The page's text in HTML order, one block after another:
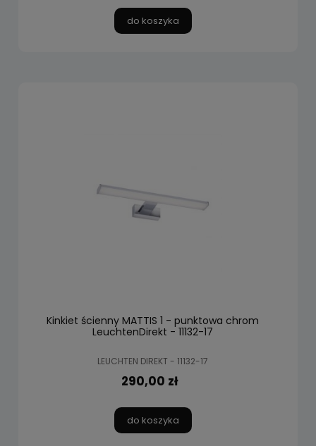
do koszyka
Kinkiet ścienny MATTIS 1 - punktowa chrom
LeuchtenDirekt - 11132-17
LEUCHTEN DIREKT - 11132-17
290,00 zł
do koszyka